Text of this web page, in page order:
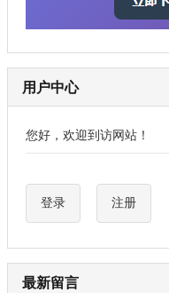
用户中心
您好，欢迎到访网站！
登录 注册
最新留言